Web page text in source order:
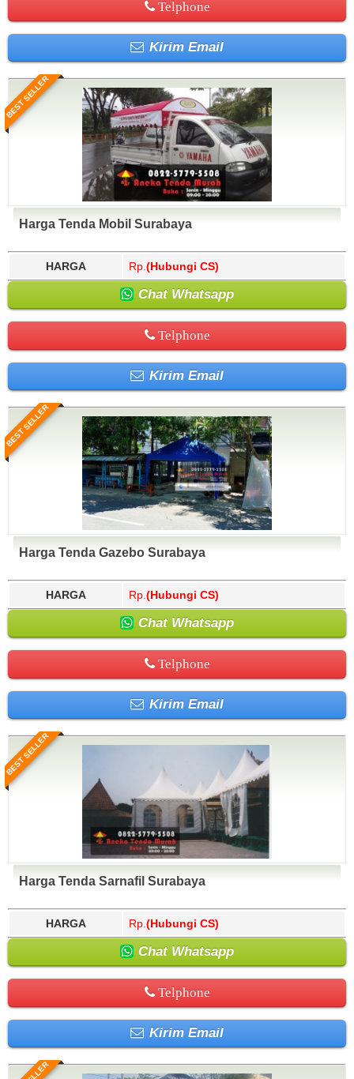
Telphone
Kirim Email
BEST SELLER
Harga Tenda Mobil Surabaya
HARGA Rp. (Hubungi CS)
Chat Whatsapp
Telphone
Kirim Email
BEST SELLER
Harga Tenda Gazebo Surabaya
HARGA Rp. (Hubungi CS)
Chat Whatsapp
Telphone
Kirim Email
BEST SELLER
Harga Tenda Sarnafil Surabaya
HARGA Rp. (Hubungi CS)
Chat Whatsapp
Telphone
Kirim Email